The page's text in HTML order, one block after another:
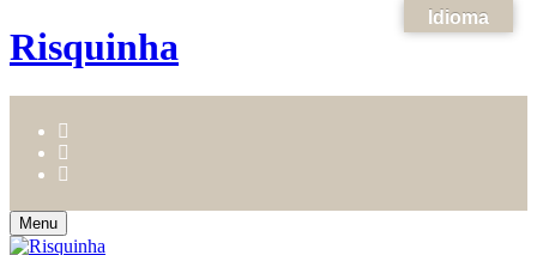
Risquinha
Menu
Idioma